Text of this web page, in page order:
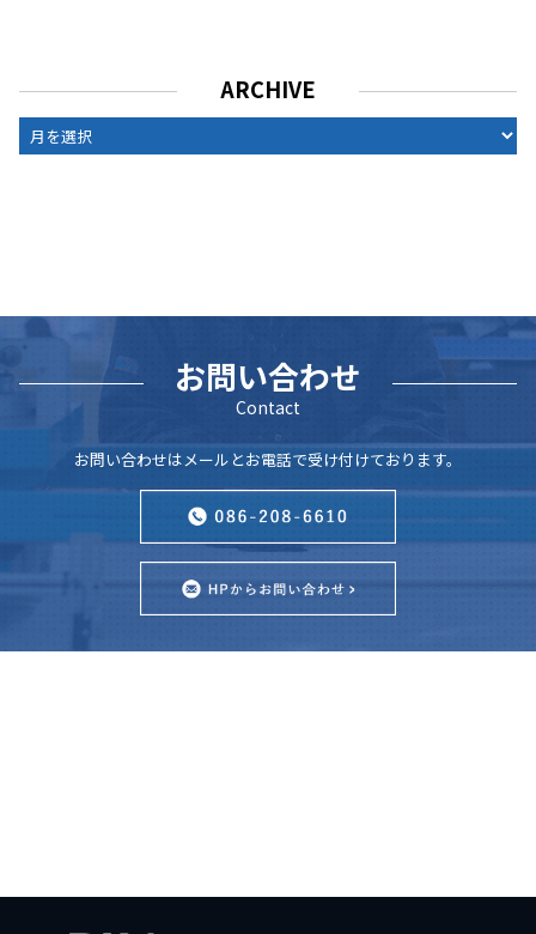
ARCHIVE
ARCHIVE
お問い合わせ
Contact
お問い合わせはメールとお電話で受け付けております。